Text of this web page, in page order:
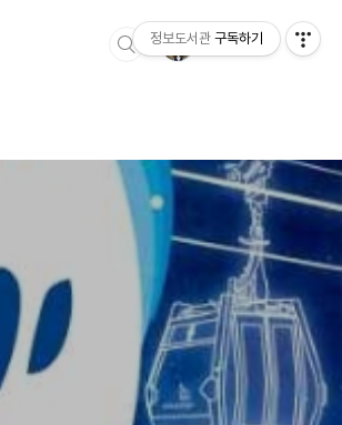
정보도서관 구독하기